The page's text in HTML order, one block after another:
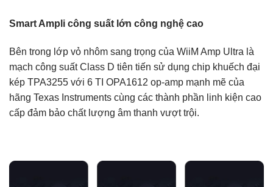
Smart Ampli công suất lớn công nghệ cao
Bên trong lớp vỏ nhôm sang trọng của WiiM Amp Ultra là
mạch công suất Class D tiên tiến sử dụng chip khuếch đại
kép TPA3255 với 6 TI OPA1612 op-amp mạnh mẽ của
hãng Texas Instruments cùng các thành phần linh kiện cao
cấp đảm bảo chất lượng âm thanh vượt trội.